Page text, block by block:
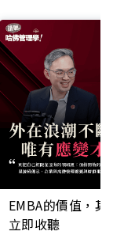
EMBA的價值，
立即收聽